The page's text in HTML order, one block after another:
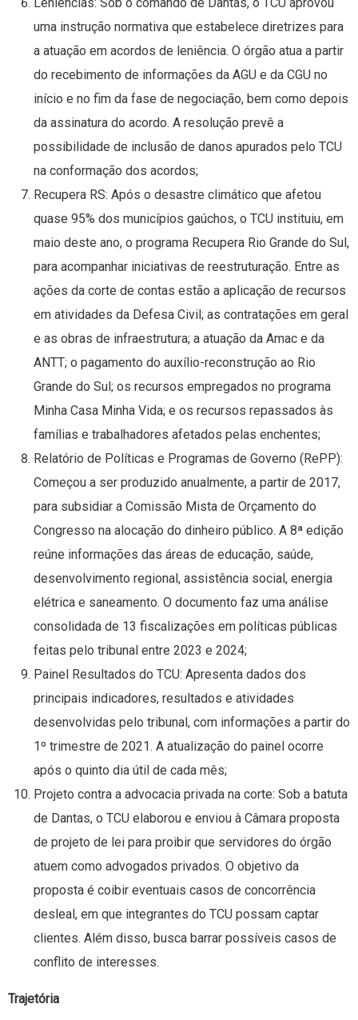
uma instrução normativa que estabelece diretrizes para
a atuação em acordos de leniência. O órgão atua a partir
do recebimento de informações da AGU e da CGU no
início e no fim da fase de negociação, bem como depois
da assinatura do acordo. A resolução prevê a
possibilidade de inclusão de danos apurados pelo TCU
na conformação dos acordos;
Recupera RS: Após o desastre climático que afetou
quase 95% dos municípios gaúchos, o TCU instituiu, em
maio deste ano, o programa Recupera Rio Grande do Sul,
para acompanhar iniciativas de reestruturação. Entre as
ações da corte de contas estão a aplicação de recursos
em atividades da Defesa Civil; as contratações em geral
e as obras de infraestrutura; a atuação da Amac e da
ANTT; o pagamento do auxílio-reconstrução ao Rio
Grande do Sul; os recursos empregados no programa
Minha Casa Minha Vida; e os recursos repassados às
famílias e trabalhadores afetados pelas enchentes;
Relatório de Políticas e Programas de Governo (RePP):
Começou a ser produzido anualmente, a partir de 2017,
para subsidiar a Comissão Mista de Orçamento do
Congresso na alocação do dinheiro público. A 8ª edição
reúne informações das áreas de educação, saúde,
desenvolvimento regional, assistência social, energia
elétrica e saneamento. O documento faz uma análise
consolidada de 13 fiscalizações em políticas públicas
feitas pelo tribunal entre 2023 e 2024;
Painel Resultados do TCU: Apresenta dados dos
principais indicadores, resultados e atividades
desenvolvidas pelo tribunal, com informações a partir do
1º trimestre de 2021. A atualização do painel ocorre
após o quinto dia útil de cada mês;
Projeto contra a advocacia privada na corte: Sob a batuta
de Dantas, o TCU elaborou e enviou à Câmara proposta
de projeto de lei para proibir que servidores do órgão
atuem como advogados privados. O objetivo da
proposta é coibir eventuais casos de concorrência
desleal, em que integrantes do TCU possam captar
clientes. Além disso, busca barrar possíveis casos de
conflito de interesses.
Trajetória